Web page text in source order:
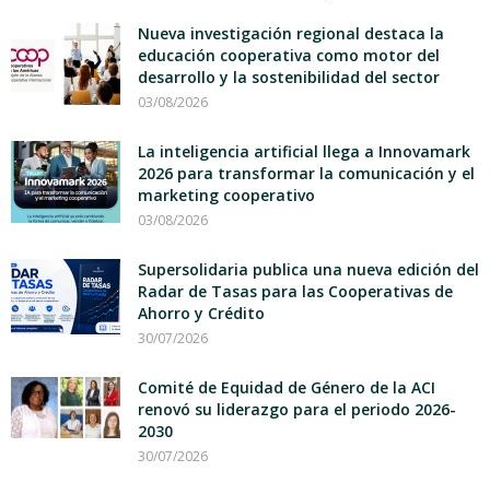
Nueva investigación regional destaca la
educación cooperativa como motor del
desarrollo y la sostenibilidad del sector
03/08/2026
La inteligencia artificial llega a Innovamark
2026 para transformar la comunicación y el
marketing cooperativo
03/08/2026
Supersolidaria publica una nueva edición del
Radar de Tasas para las Cooperativas de
Ahorro y Crédito
30/07/2026
Comité de Equidad de Género de la ACI
renovó su liderazgo para el periodo 2026-
2030
30/07/2026